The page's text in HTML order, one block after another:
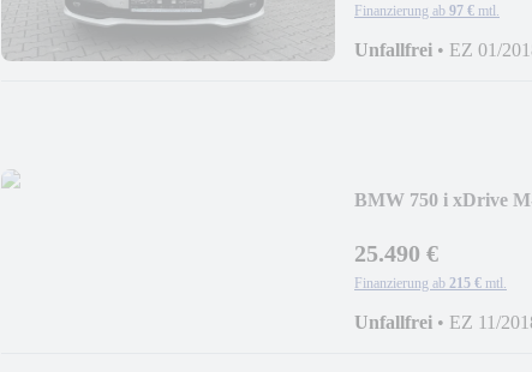
Finanzierung ab 97 € mtl.
Unfallfrei • EZ 01/
BMW 750 i xDrive
25.490 €
Finanzierung ab 215 € mtl.
Unfallfrei • EZ 11/